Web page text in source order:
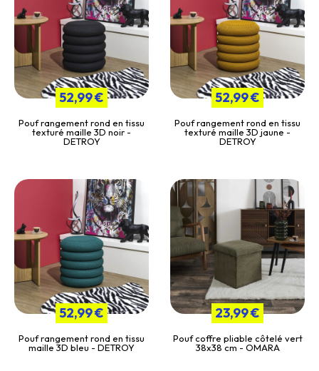
52,99 €
Pouf rangement rond en tissu
texturé maille 3D noir -
DETROY
52,99 €
Pouf rangement rond en tissu
texturé maille 3D jaune -
DETROY
52,99 €
Pouf rangement rond en tissu
maille 3D bleu - DETROY
23,99 €
Pouf coffre pliable côtelé vert
38x38 cm - OMARA